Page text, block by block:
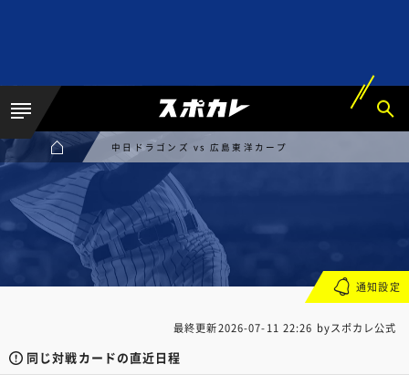
中日ドラゴンズ vs 広島東洋カープ
最終更新2026-07-11 22:26 byスポカレ公式
同じ対戦カードの直近日程
通知設定